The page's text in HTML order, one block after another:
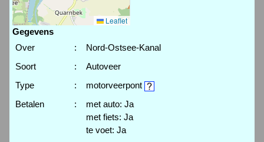
Leaflet
Gegevens
Over
:
Nord-Ostsee-Kanal
Soort
:
Autoveer
Type
:
motorveerpont
Betalen
:
met auto: Ja
met fiets: Ja
te voet: Ja